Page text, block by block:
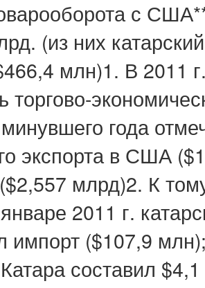
с
(из них
млн)1. В 2011
торгово-
года
экспорта в США
млрд)2. К
2011 г.
импорт ($107,9
составил